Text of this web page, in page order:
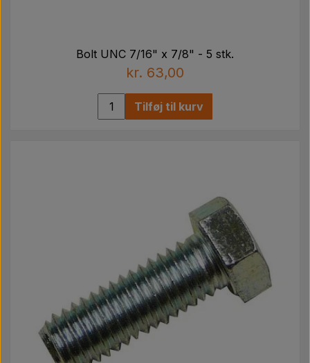
Bolt UNC 7/16" x 7/8" - 5 stk.
kr. 63,00
Tilføj til kurv